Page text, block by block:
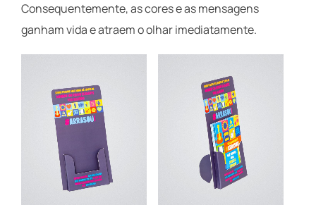
Consequentemente, as cores e as mensagens
ganham vida e atraem o olhar imediatamente.